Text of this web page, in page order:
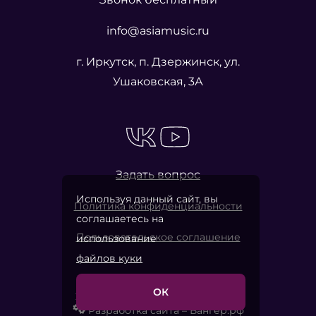
info@asiamusic.ru
г. Иркутск, п. Дзержинск, ул.
Ушаковская, 3А
Задать вопрос
Политика конфиденциальности
Пользовательское соглашение
2026 © «Азия Мьюзик Компани»
Разработка сайта – Вангер.рф
Используя данный сайт, вы
соглашаетесь на
использование
файлов куки
ОК